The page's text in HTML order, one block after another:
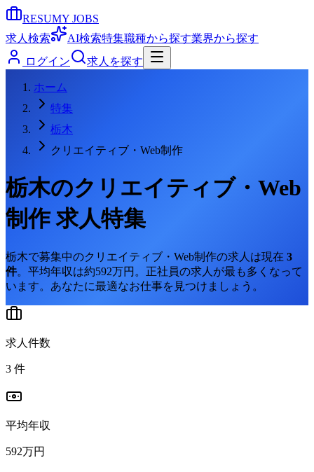
RESUMY JOBS
求人検索
AI検索特集職種から探す業界から探す
ログイン
求人を探す
ホーム
特集
栃木
クリエイティブ・Web制作
栃木のクリエイティブ・Web
制作求人特集
栃木で募集中のクリエイティブ・Web制作の求人は現在 3
件。 平均年収は約592万円。 正社員の求人が最も多くなって
います。 あなたに最適なお仕事を見つけましょう。
求人件数
3 件
平均年収
592万円